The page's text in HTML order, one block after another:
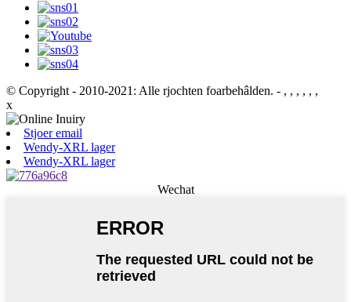
© Copyright - 2010-2021: Alle rjochten foarbehâlden. - , , , , , ,
x
Stjoer email
Wendy-XRL lager
Wendy-XRL lager
Wechat